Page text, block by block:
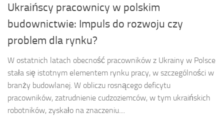
Ukraińscy pracownicy w polskim
budownictwie: Impuls do rozwoju czy
problem dla rynku?
W ostatnich latach obecność pracowników z Ukrainy w Polsce
stała się istotnym elementem rynku pracy, w szczególności w
branży budowlanej. W obliczu rosnącego deficytu
pracowników, zatrudnienie cudzoziemców, w tym ukraińskich
robotników, zyskało na znaczeniu....